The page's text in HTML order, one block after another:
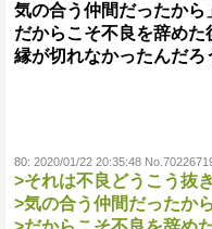
気の合う仲間だったから
だからこそ不良を辞め
縁が切れなかったんだろ
80: 2020/01/22 20:35:48
>それは不良どうこう抜
>気の合う仲間だったか